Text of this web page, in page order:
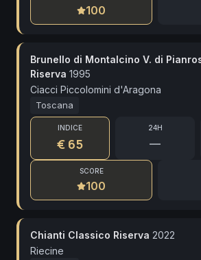
100
Brunello di Montalcino V. di
Riserva 1995
Ciacci Piccolomini d'Aragona
Toscana
INDICE
€ 65
24H
—
SCORE
100
Chianti Classico Riserva 2022
Riecine